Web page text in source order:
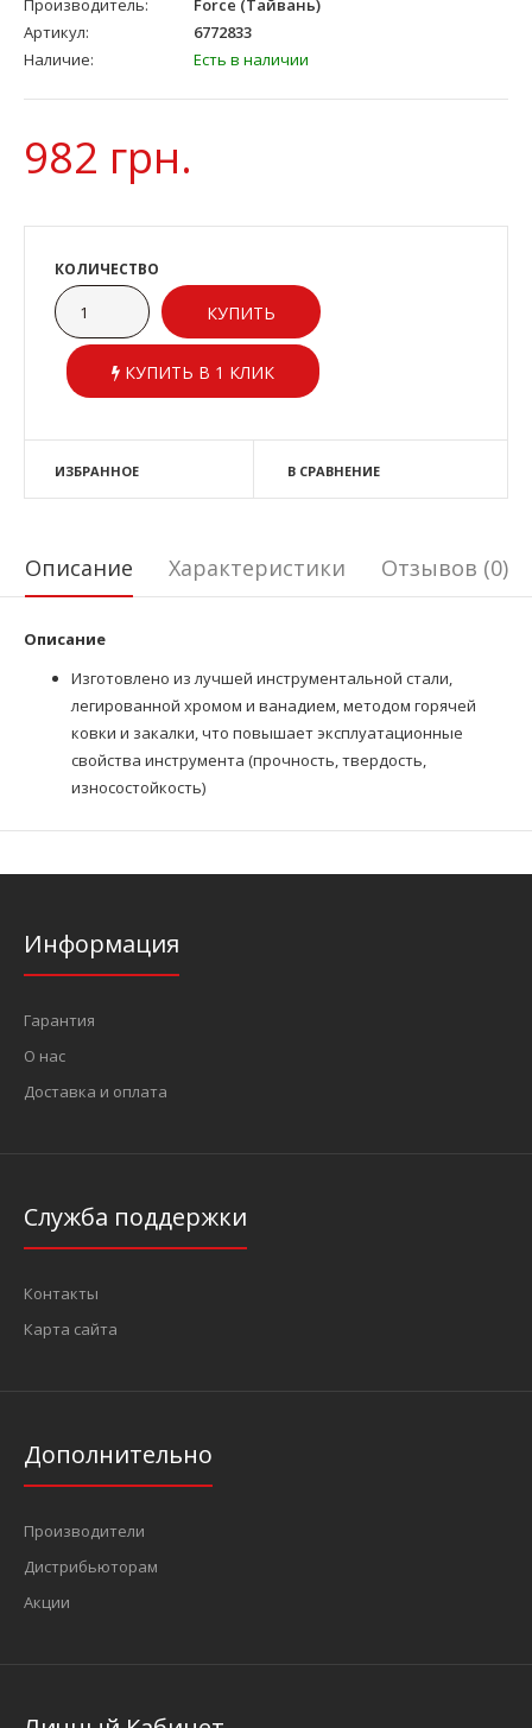
Производитель:
Force (Тайвань)
Артикул:
6772833
Наличие:
Есть в наличии
982 грн.
КОЛИЧЕСТВО
КУПИТЬ В 1 КЛИК
ИЗБРАННОЕ В СРАВНЕНИЕ
Описание Характеристики Отзывов (0)
Описание
Изготовлено из лучшей инструментальной стали,
легированной хромом и ванадием, методом горячей
ковки и закалки, что повышает эксплуатационные
свойства инструмента (прочность, твердость,
износостойкость)
Информация
Гарантия
О нас
Доставка и оплата
Служба поддержки
Контакты
Карта сайта
Дополнительно
Производители
Дистрибьюторам
Акции